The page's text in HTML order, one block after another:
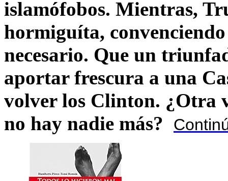
islamófobos. Mientras,
hormiguíta,
necesario. Que un
aportar frescura a una
volver los Clinton. ¿Otra
no hay nadie más?